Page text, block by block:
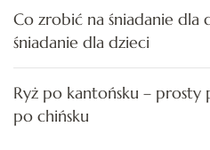
Co zrobić na śniadanie dla
śniadanie dla dzieci
Ryż po kantońsku – prosty
po chińsku